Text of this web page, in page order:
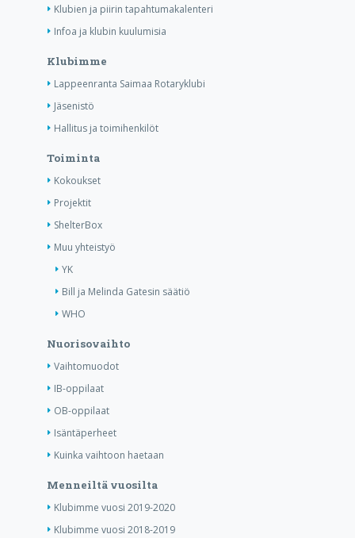
Klubien ja piirin tapahtumakalenteri
Infoa ja klubin kuulumisia
Klubimme
Lappeenranta Saimaa Rotaryklubi
Jäsenistö
Hallitus ja toimihenkilöt
Toiminta
Kokoukset
Projektit
ShelterBox
Muu yhteistyö
YK
Bill ja Melinda Gatesin säätiö
WHO
Nuorisovaihto
Vaihtomuodot
IB-oppilaat
OB-oppilaat
Isäntäperheet
Kuinka vaihtoon haetaan
Menneiltä vuosilta
Klubimme vuosi 2019-2020
Klubimme vuosi 2018-2019